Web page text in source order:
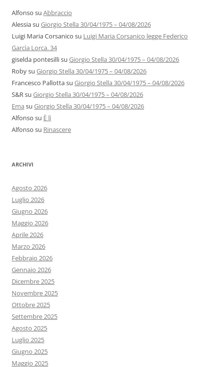
Alfonso su Abbraccio
Alessiasu Giorgio Stella 30/04/1975 – 04/08/2026
Luigi Maria Corsanico su Luigi Maria Corsanico legge Federico
Garcìa Lorca. 34
giselda pontesillisu Giorgio Stella 30/04/1975 – 04/08/2026
Robysu Giorgio Stella 30/04/1975 – 04/08/2026
Francesco Pallottasu Giorgio Stella 30/04/1975 – 04/08/2026
S&Rsu Giorgio Stella 30/04/1975 – 04/08/2026
Ema su Giorgio Stella 30/04/1975 – 04/08/2026
Alfonso su È lì
Alfonso su Rinascere
ARCHIVI
Agosto 2026
Luglio 2026
Giugno 2026
Maggio 2026
Aprile 2026
Marzo 2026
Febbraio 2026
Gennaio 2026
Dicembre 2025
Novembre 2025
Ottobre 2025
Settembre 2025
Agosto 2025
Luglio 2025
Giugno 2025
Maggio 2025